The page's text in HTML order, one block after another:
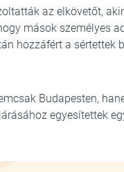
az elkövetőt,
mások személyes
hozzáfért a sértettek
Budapesten,
egyesítettek